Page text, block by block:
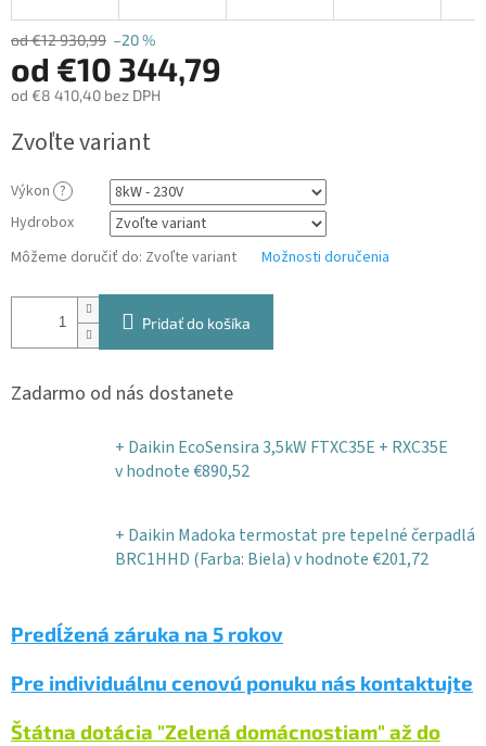
od €12 930,99 –20 %
od €10 344,79
od €8 410,40 bez DPH
cena:
Zvoľte variant
Výkon ?
Hydrobox
Môžeme doručiť do: Zvoľte variant Možnosti doručenia
Pridať do košíka
Zadarmo od nás dostanete
+ Daikin EcoSensira 3,5kW FTXC35E + RXC35E
v hodnote €890,52
+ Daikin Madoka termostat pre tepelné čerpadlá
BRC1HHD (Farba: Biela)v hodnote €201,72
Predĺžená záruka na 5 rokov
Pre individuálnu cenovú ponuku nás kontaktujte
Štátna dotácia "Zelená domácnostiam" až do